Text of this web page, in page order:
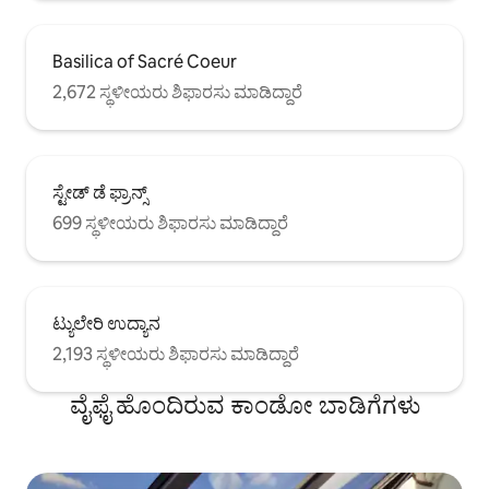
Basilica of Sacré Coeur
2,672 ಸ್ಥಳೀಯರು ಶಿಫಾರಸು ಮಾಡಿದ್ದಾರೆ
ಸ್ಟೇಡ್ ಡೆ ಫ್ರಾನ್ಸ್
699 ಸ್ಥಳೀಯರು ಶಿಫಾರಸು ಮಾಡಿದ್ದಾರೆ
ಟ್ಯುಲೇರಿ ಉದ್ಯಾನ
2,193 ಸ್ಥಳೀಯರು ಶಿಫಾರಸು ಮಾಡಿದ್ದಾರೆ
ವೈಫೈ ಹೊಂದಿರುವ ಕಾಂಡೋ ಬಾಡಿಗೆಗಳು